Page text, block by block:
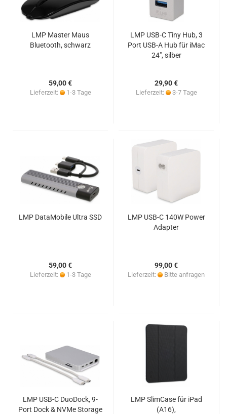
LMP Master Maus
Bluetooth, schwarz
59,00 €
Lieferzeit: 1-3 Tage
LMP USB-C Tiny Hub, 3
Port USB-A Hub für iMac
24", silber
29,90 €
Lieferzeit: 3-7 Tage
LMP DataMobile Ultra SSD
59,00 €
Lieferzeit: 1-3 Tage
LMP USB-C 140W Power
Adapter
99,00 €
Lieferzeit: Bitte anfragen
LMP USB-C DuoDock, 9-
Port Dock & NVMe Storage
LMP SlimCase für iPad
(A16),